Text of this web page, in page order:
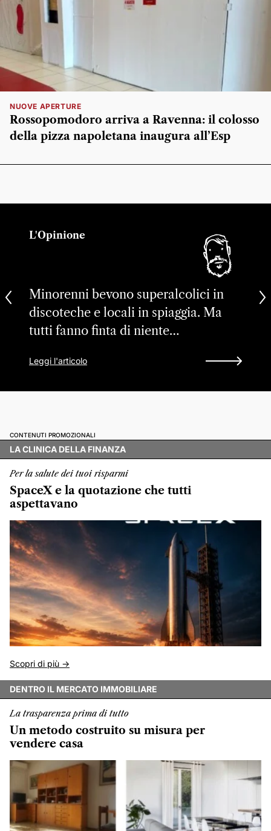
NUOVE APERTURE
Rossopomodoro arriva a Ravenna: il colosso
della pizza napoletana inaugura all’Esp
L'Opinione
Minorenni bevono superalcolici in
discoteche e locali in spiaggia. Ma
tutti fanno finta di niente…
Leggi l'articolo
CONTENUTI PROMOZIONALI
LA CLINICA DELLA FINANZA
Per la salute dei tuoi risparmi
SpaceX e la quotazione che tutti
aspettavano
Scopri di più ->
DENTRO IL MERCATO IMMOBILIARE
La trasparenza prima di tutto
Un metodo costruito su misura per
vendere casa